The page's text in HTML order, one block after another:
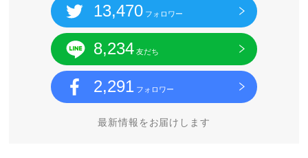
13,470 フォロワー
8,234 友だち
2,291 フォロワー
最新情報をお届けします